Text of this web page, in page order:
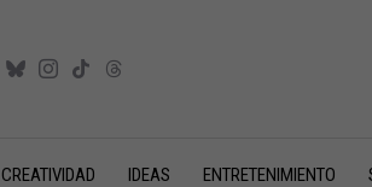
CREATIVIDAD IDEAS ENTRETENIMIENTO